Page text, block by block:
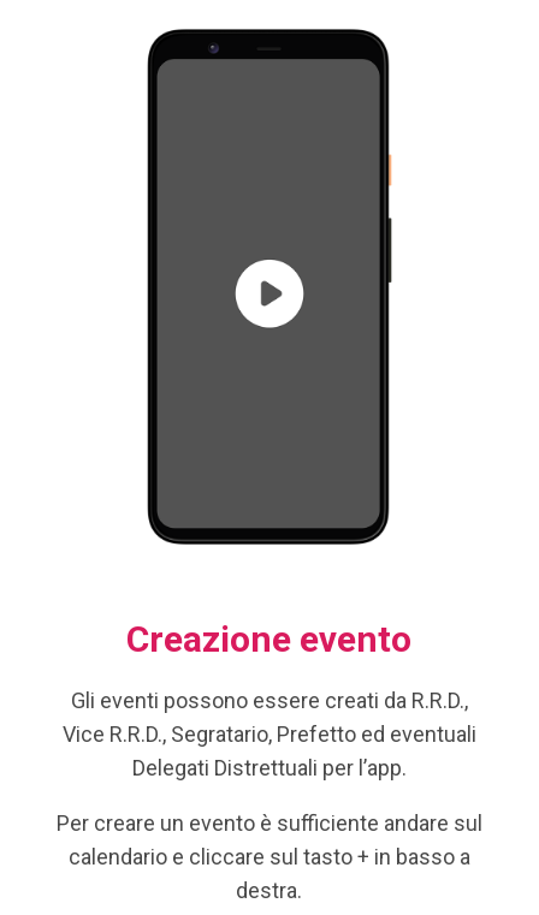
Creazione evento
Gli eventi possono essere creati da R.R.D.,
Vice R.R.D., Segratario, Prefetto ed eventuali
Delegati Distrettuali per l’app.
Per creare un evento è sufficiente andare sul
calendario e cliccare sul tasto + in basso a
destra.